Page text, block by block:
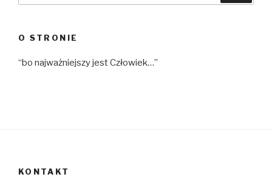
O STRONIE
“bo najważniejszy jest Człowiek…”
KONTAKT